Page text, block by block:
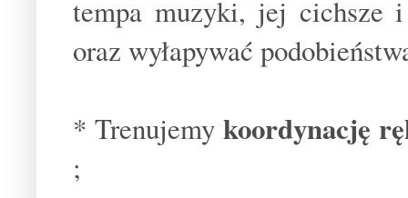
tempa muzyki, jej cichsze
oraz wyłapywać
* Trenujemy koordynację
;